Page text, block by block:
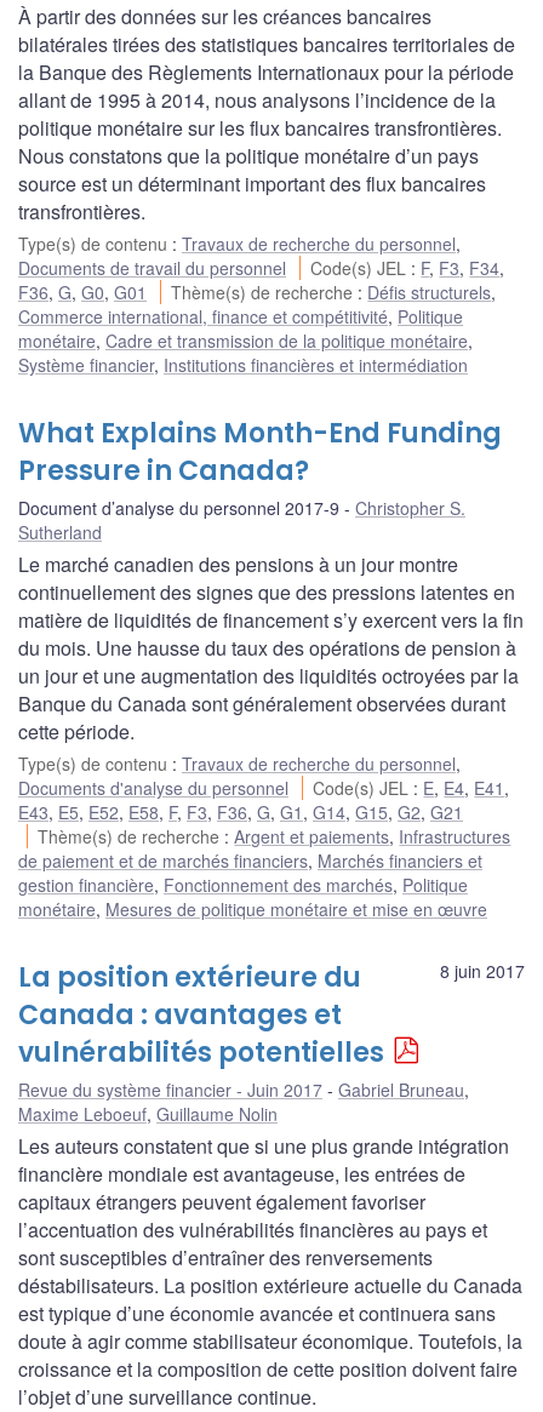
À partir des données sur les créances bancaires
bilatérales tirées des statistiques bancaires territoriales de
la Banque des Règlements Internationaux pour la période
allant de 1995 à 2014, nous analysons l’incidence de la
politique monétaire sur les flux bancaires transfrontières.
Nous constatons que la politique monétaire d’un pays
source est un déterminant important des flux bancaires
transfrontières.
Type(s) de contenu : Travaux de recherche du personnel,
Documents de travail du personnel
Code(s) JEL : F, F3, F34,
F36, G, G0, G01 Thème(s) de recherche : Défis structurels,
Commerce international, finance et compétitivité, Politique
monétaire, Cadre et transmission de la politique monétaire,
Système financier, Institutions financières et intermédiation
What Explains Month-End Funding
Pressure in Canada?
Document d’analyse du personnel 2017-9
Christopher S.
Sutherland
Le marché canadien des pensions à un jour montre
continuellement des signes que des pressions latentes en
matière de liquidités de financement s’y exercent vers la fin
du mois. Une hausse du taux des opérations de pension à
un jour et une augmentation des liquidités octroyées par la
Banque du Canada sont généralement observées durant
cette période.
Type(s) de contenu : Travaux de recherche du personnel,
Documents d'analyse du personnel
Code(s) JEL : E, E4, E41 ,
E43, E5, E52, E58, F, F3, F36, G, G1 , G14, G15, G2, G21
Thème(s) de recherche :Argent et paiements, Infrastructures
de paiement et de marchés financiers, Marchés financiers et
gestion financière, Fonctionnement des marchés, Politique
monétaire, Mesures de politique monétaire et mise en œuvre
8 juin 2017
La position extérieure du
Canada : avantages et
vulnérabilités potentielles
Revue du système financier - Juin 2017 Gabriel Bruneau,
Maxime Leboeuf, Guillaume Nolin
Les auteurs constatent que si une plus grande intégration
financière mondiale est avantageuse, les entrées de
capitaux étrangers peuvent également favoriser
l’accentuation des vulnérabilités financières au pays et
sont susceptibles d’entraîner des renversements
déstabilisateurs. La position extérieure actuelle du Canada
est typique d’une économie avancée et continuera sans
doute à agir comme stabilisateur économique. Toutefois, la
croissance et la composition de cette position doivent faire
l’objet d’une surveillance continue.